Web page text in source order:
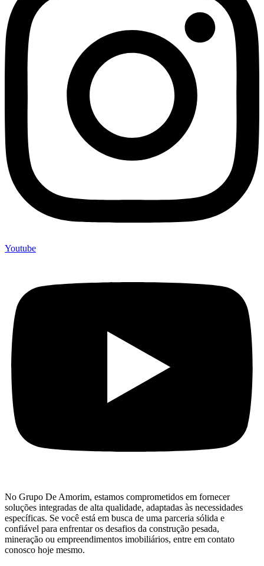
Youtube
No Grupo De Amorim, estamos comprometidos em fornecer
soluções integradas de alta qualidade, adaptadas às necessidades
específicas. Se você está em busca de uma parceria sólida e
confiável para enfrentar os desafios da construção pesada,
mineração ou empreendimentos imobiliários, entre em contato
conosco hoje mesmo.